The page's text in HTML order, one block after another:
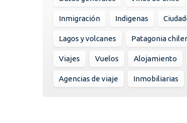
Inmigración Indigenas
Lagos y volcanes Patagonia
Viajes Vuelos Alojamiento
Agencias de viaje Inmobiliarias